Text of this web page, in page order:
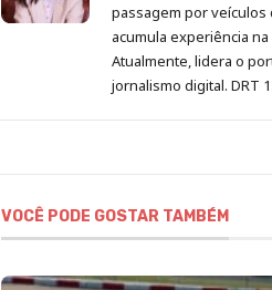
passagem por veículos
acumula experiência
Atualmente, lidera o
jornalismo digital. DRT
VOCÊ PODE GOSTAR TAMBÉM